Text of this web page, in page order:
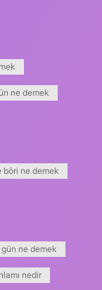
ne demek
böri ne demek
ne demek
nedir